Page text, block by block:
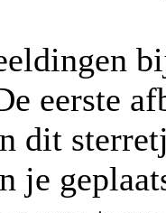
eerste
dit
je